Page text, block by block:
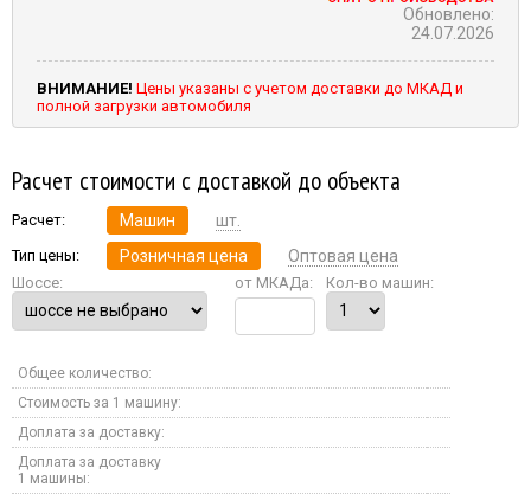
Обновлено:
24.07.2026
ВНИМАНИЕ! Цены указаны с учетом доставки до МКАД и
полной загрузки автомобиля
Расчет стоимости с доставкой до объекта
Расчет: Машин шт.
Тип цены: Розничная цена Оптовая цена
Шоссе: от МКАДа: Кол-во машин:
Общее количество:
Стоимость за 1 машину:
Доплата за доставку:
Доплата за доставку
1 машины: